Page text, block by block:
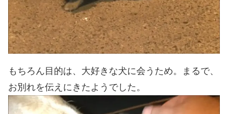
もちろん目的は、大好きな犬に会うため。まるで、
お別れを伝えにきたようでした。